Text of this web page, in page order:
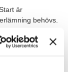
är
behövs.
längre. Du